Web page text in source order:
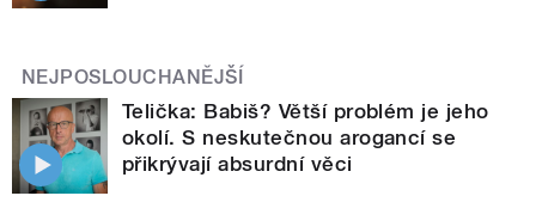
NEJPOSLOUCHANĚJŠÍ
Telička: Babiš? Větší problém je jeho
okolí. S neskutečnou arogancí se
přikrývají absurdní věci